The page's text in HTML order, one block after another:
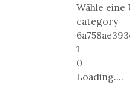
Wähle
category
1
0
Loading....